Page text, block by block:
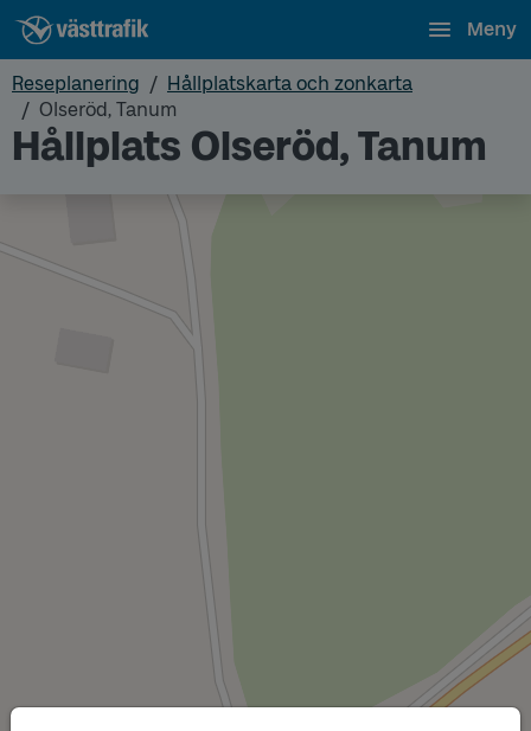
Meny
Reseplanering
Hållplatskarta och zonkarta
Olseröd, Tanum
Hållplats Olseröd, Tanum